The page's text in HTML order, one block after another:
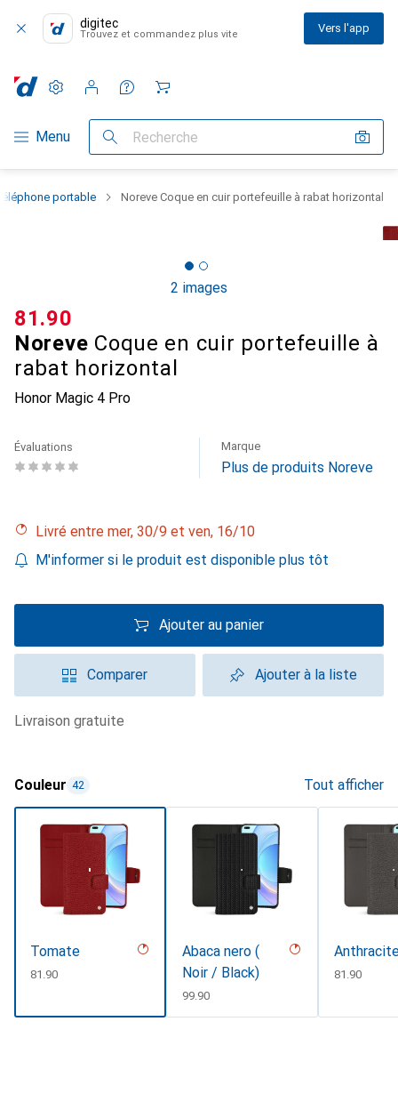
digitec
Trouvez et commandez plus vite Vers l'app
Navigation par catégorie
Menu Recherche
Paramètres
Compte client
Listes de comparaison
Listes d'envies
Panier
portable Noreve Coque en cuir portefeuille à rabat horizontal
2 images
Noreve Coque en cuir portefeuille à
rabat horizontal
Honor Magic 4 Pro
CHF
81.90
Évaluations Marque
Plus de produits Noreve
Livré entre mer, 30/9 et ven, 16/10
M'informer si le produit est disponible plus tôt
Ajouter au panier
Comparer Ajouter à la liste
livraison gratuite
Couleur 42 Tout afficher
Tomate
CHF
81.90
Abaca nero (
Noir / Black)
CHF
99.90
CHF
81.90